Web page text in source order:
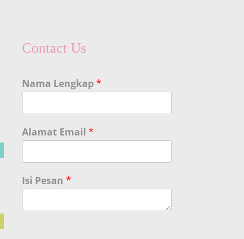
Contact Us
Nama Lengkap*
Alamat Email *
Isi Pesan *